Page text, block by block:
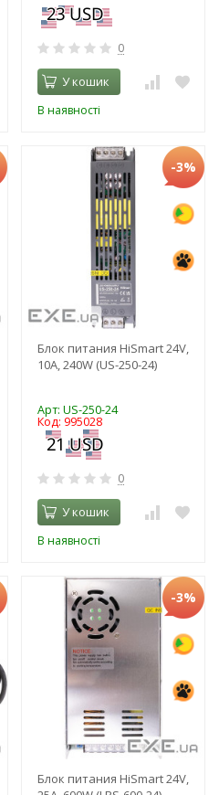
0
У кошик
В наявності
-3%
Блок питания HiSmart 24V,
10A, 240W (US-250-24)
Арт: US-250-24
Код: 995028
0
У кошик
В наявності
-3%
Блок питания HiSmart 24V,